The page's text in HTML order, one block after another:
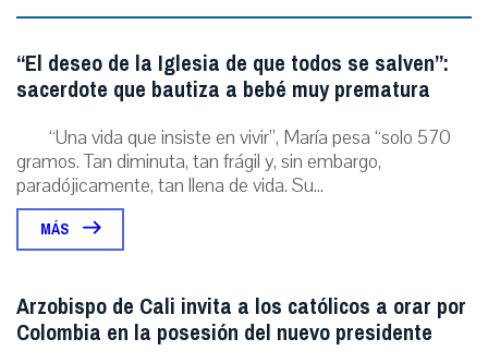
“El deseo de la Iglesia de que todos se salven”:
sacerdote que bautiza a bebé muy prematura
“Una vida que insiste en vivir”, María pesa “solo 570
gramos. Tan diminuta, tan frágil y, sin embargo,
paradójicamente, tan llena de vida. Su...
MÁS
Arzobispo de Cali invita a los católicos a orar por
Colombia en la posesión del nuevo presidente